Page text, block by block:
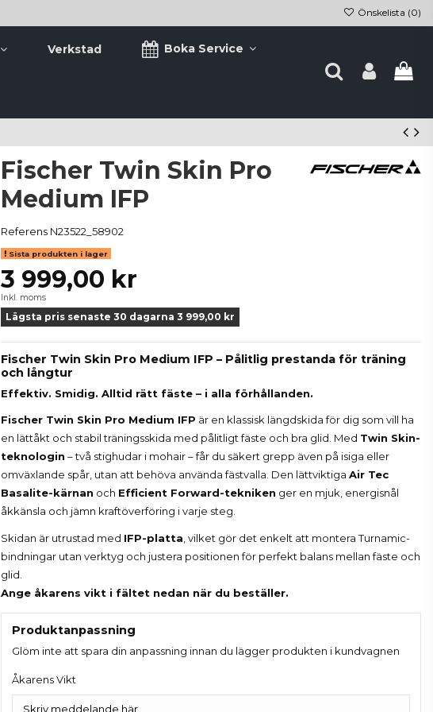
Önskelista (0)
Verkstad Boka Service
Fischer Twin Skin Pro
Medium IFP
Referens N23522_58902
Sista produkten i lager
3 999,00 kr
Inkl. moms
Lägsta pris senaste 30 dagarna 3 999,00 kr
Fischer Twin Skin Pro Medium IFP – Pålitlig prestanda för träning
och långtur
Effektiv. Smidig. Alltid rätt fäste – i alla förhållanden.
Fischer Twin Skin Pro Medium IFP är en klassisk längdskida för dig som vill ha
en lättåkt och stabil träningsskida med pålitligt fäste och bra glid. Med Twin Skin-
teknologin – två stighudar i mohair – får du säkert grepp även på isiga eller
omväxlande spår, utan att behöva använda fästvalla. Den lättviktiga Air Tec
Basalite-kärnan och Efficient Forward-tekniken ger en mjuk, energisnål
åkkänsla och jämn kraftöverföring i varje steg.
Skidan är utrustad med IFP-platta , vilket gör det enkelt att montera Turnamic-
bindningar utan verktyg och justera positionen för perfekt balans mellan fäste och
glid.
Ange åkarens vikt i fältet nedan när du beställer.
Produktanpassning
Glöm inte att spara din anpassning innan du lägger produkten i kundvagnen
Åkarens Vikt